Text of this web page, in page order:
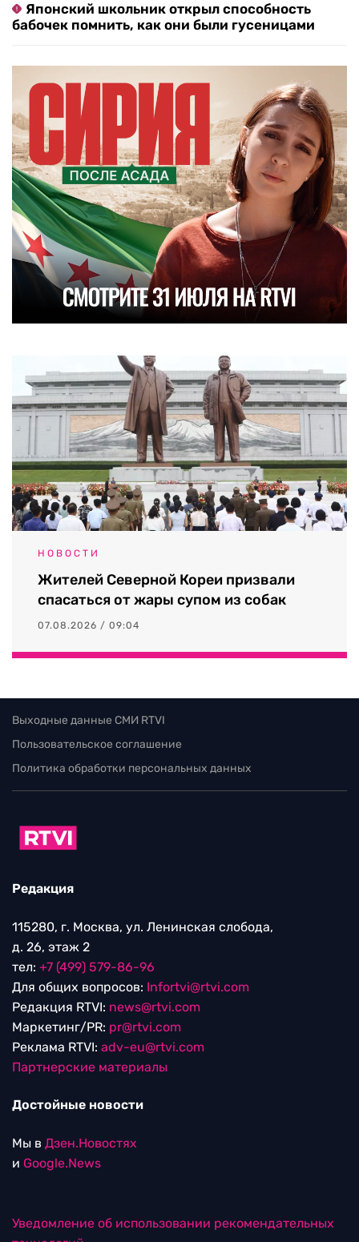
Японский школьник открыл способность
бабочек помнить, как они были гусеницами
НОВОСТИ
Жителей Северной Кореи призвали
спасаться от жары супом из собак
07.08.2026 / 09:04
Выходные данные СМИ RTVI
Пользовательское соглашение
Политика обработки персональных данных
Редакция
115280, г. Москва, ул. Ленинская слобода,
д. 26, этаж 2
тел: +7 (499) 579-86-96
Для общих вопросов: Infortvi@rtvi.com
Редакция RTVI: news@rtvi.com
Маркетинг/PR: pr@rtvi.com
Реклама RTVI: adv-eu@rtvi.com
Партнерские материалы
Достойные новости
Мы в Дзен.Новостях
и Google.News
Уведомление об использовании рекомендательных